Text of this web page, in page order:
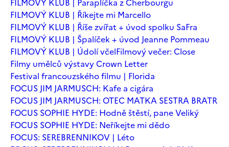
FILMOVÝ KLUB | Říkejte mi Marcello
FILMOVÝ KLUB | Říše zvířat + úvod spolku SaFra
FILMOVÝ KLUB | Špalíček + úvod Jeanne Pommeau
FILMOVÝ KLUB | Údolí včelFilmový večer: Close
Filmy umělců výstavy Crown Letter
Festival francouzského filmu | Florida
FOCUS JIM JARMUSCH: Kafe a cigára
FOCUS JIM JARMUSCH: OTEC MATKA SESTRA BRATR
FOCUS SOPHIE HYDE: Hodně štěstí, pane Veliký
FOCUS SOPHIE HYDE: Neříkejte mi dědo
FOCUS: SEREBRENNIKOV | Léto